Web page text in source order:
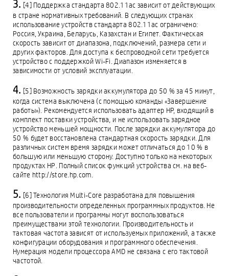
[4] Поддержка стандарта 802.11ac зависит от действующих
в стране нормативных требований. В следующих странах
использование устройств стандарта 802.11ac ограничено:
Россия, Украина, Беларусь, Казахстан и Египет. Фактическая
скорость зависит от диапазона, подключений, размера сети и
других факторов. Для доступа к беспроводной сети требуется
устройство с поддержкой Wi-Fi. Диапазон изменяется в
зависимости от условий эксплуатации.
[5] Возможность зарядки аккумулятора до 50 % за 45 минут,
когда система выключена (с помощью команды «Завершение
работы»). Рекомендуется использовать адаптер HP, входящий в
комплект поставки устройства, и не использовать зарядное
устройство меньшей мощности. После зарядки аккумулятора до
50 % будет восстановлена стандартная скорость зарядки. Для
различных систем время зарядки может отличаться до 10 % в
большую или меньшую сторону. Доступно только на некоторых
продуктах HP. Полный список функций устройства см. на веб-
сайте http://store.hp.com.
[6] Технология Multi-Core разработана для повышения
производительности определенных программных продуктов. Не
все пользователи и программы могут воспользоваться
преимуществами этой технологии. Производительность и
тактовая частота зависят от используемых приложений, а также
конфигурации оборудования и программного обеспечения.
Нумерация модели процессора AMD не связана с его тактовой
частотой.